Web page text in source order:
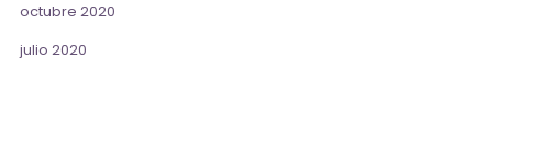
octubre 2020
julio 2020